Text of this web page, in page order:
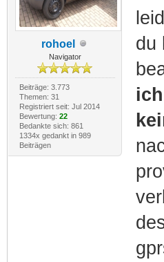
rohoel
Navigator
Beiträge: 3.773
Themen: 31
Registriert seit: Jul 2014
Bewertung: 22
Bedankte sich: 861
1334x gedankt in 989
Beiträgen
du